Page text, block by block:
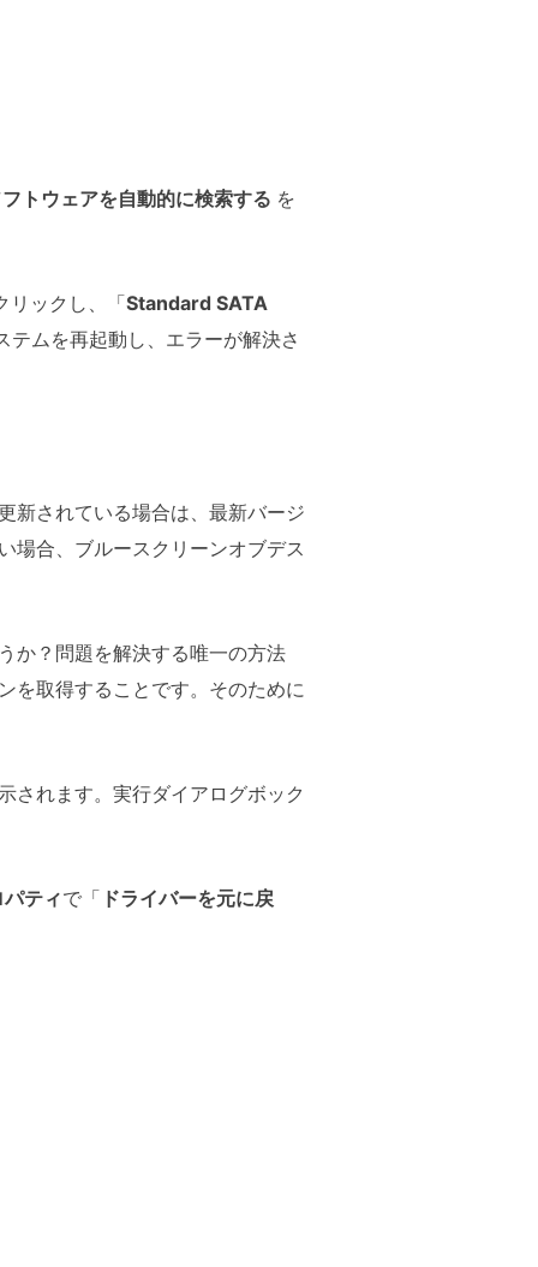
トウェアを自動的に検索する を
リックし、「Standard SATA
ムを再起動し、エラーが解決さ
新されている場合は、最新バージ
場合、ブルースクリーンオブデス
か？問題を解決する唯一の方法
を取得することです。そのために
されます。実行ダイアログボック
ティで「 ドライバーを元に戻